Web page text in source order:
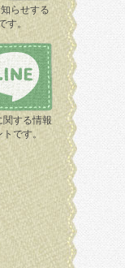
らせする
す。
関する情報
です。